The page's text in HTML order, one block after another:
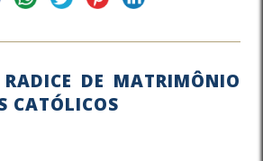
DE MATRIMÔNIO
CATÓLICOS